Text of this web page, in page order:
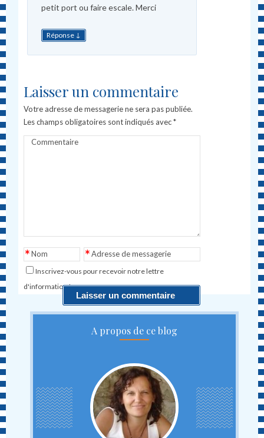
petit port ou faire escale. Merci
Réponse ↓
Laisser un commentaire
Votre adresse de messagerie ne sera pas publiée.
Les champs obligatoires sont indiqués avec*
Commentaire
Nom
* Adresse de messagerie
*
Inscrivez-vous pour recevoir notre lettre
d'information !
A propos de ce blog